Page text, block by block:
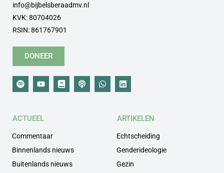
info@bijbelsberaadmv.nl
KVK: 80704026
RSIN: 861767901
DONEER
ACTUEEL
Commentaar
Binnenlands nieuws
Buitenlands nieuws
ARTIKELEN
Echtscheiding
Genderideologie
Gezin